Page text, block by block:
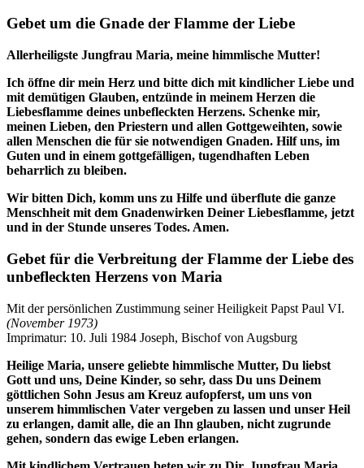
Gebet um die Gnade der Flamme der Liebe
Allerheiligste Jungfrau Maria, meine himmlische Mutter!
Ich öffne dir mein Herz und bitte dich mit kindlicher Liebe und
mit demütigen Glauben, entzünde in meinem Herzen die
Liebesflamme deines unbefleckten Herzens. Schenke mir,
meinen Lieben, den Priestern und allen Gottgeweihten, sowie
allen Menschen die für sie notwendigen Gnaden. Hilf uns, im
Guten und in einem gottgefälligen, tugendhaften Leben
beharrlich zu bleiben.
Wir bitten Dich, komm uns zu Hilfe und überflute die ganze
Menschheit mit dem Gnadenwirken Deiner Liebesflamme, jetzt
und in der Stunde unseres Todes. Amen.
Gebet für die Verbreitung der Flamme der Liebe des
unbefleckten Herzens von Maria
Mit der persönlichen Zustimmung seiner Heiligkeit Papst Paul VI.
(November 1973)
Imprimatur: 10. Juli 1984 Joseph, Bischof von Augsburg
Heilige Maria, unsere geliebte himmlische Mutter, Du liebst
Gott und uns, Deine Kinder, so sehr, dass Du uns Deinem
göttlichen Sohn Jesus am Kreuz aufopferst, um uns von
unserem himmlischen Vater vergeben zu lassen und unser Heil
zu erlangen, damit alle, die an Ihn glauben, nicht zugrunde
gehen, sondern das ewige Leben erlangen.